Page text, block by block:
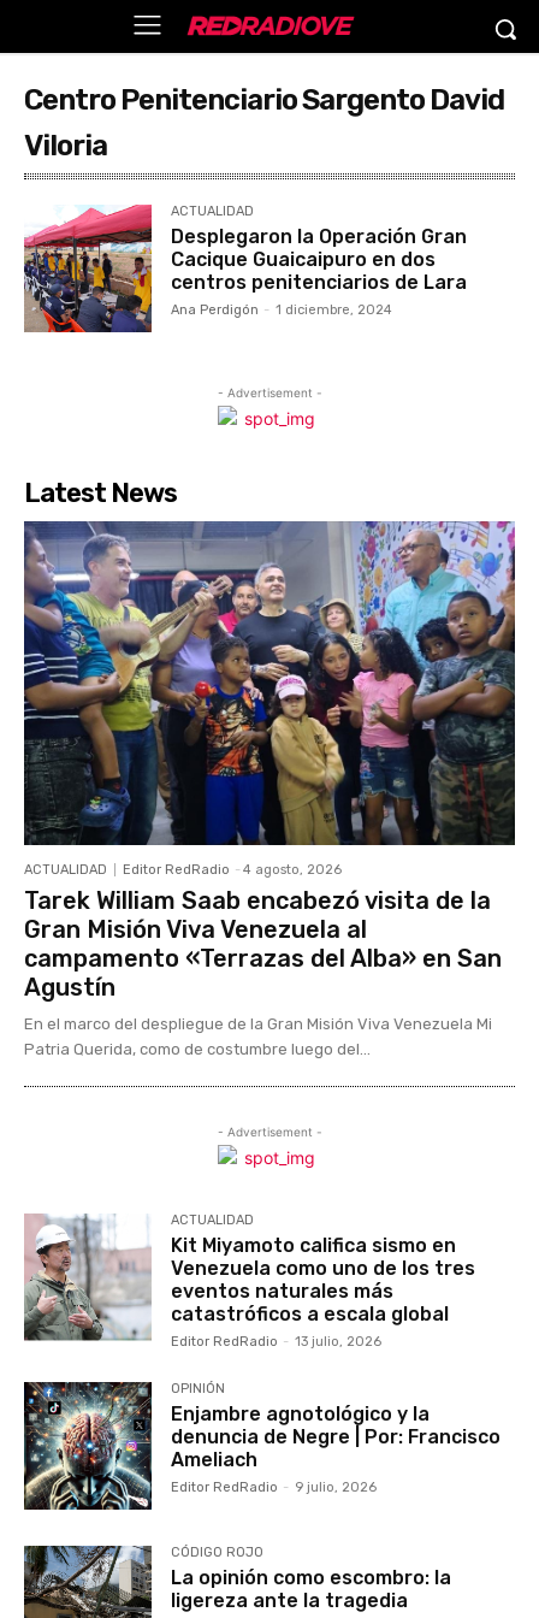
Centro Penitenciario Sargento David
Viloria
ACTUALIDAD
Desplegaron la Operación Gran
Cacique Guaicaipuro en dos
centros penitenciarios de Lara
Ana Perdigón - 1 diciembre, 2024
- Advertisement -
Latest News
ACTUALIDAD Editor RedRadio - 4 agosto, 2026
Tarek William Saab encabezó visita de la
Gran Misión Viva Venezuela al
campamento «Terrazas del Alba» en San
Agustín
En el marco del despliegue de la Gran Misión Viva Venezuela Mi
Patria Querida, como de costumbre luego del...
- Advertisement -
ACTUALIDAD
Kit Miyamoto califica sismo en
Venezuela como uno de los tres
eventos naturales más
catastróficos a escala global
Editor RedRadio - 13 julio, 2026
OPINIÓN
Enjambre agnotológico y la
denuncia de Negre | Por: Francisco
Ameliach
Editor RedRadio - 9 julio, 2026
CÓDIGO ROJO
La opinión como escombro: la
ligereza ante la tragedia